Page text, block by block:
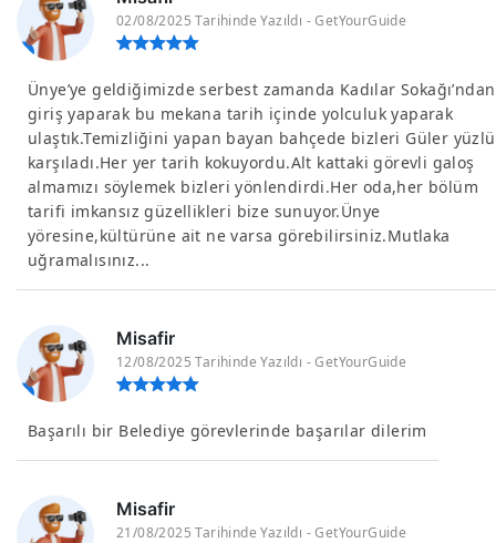
02/08/2025 Tarihinde Yazıldı - GetYourGuide
Ünye’ye geldiğimizde serbest zamanda Kadılar Sokağı’ndan
giriş yaparak bu mekana tarih içinde yolculuk yaparak
ulaştık.Temizliğini yapan bayan bahçede bizleri Güler yüzlü
karşıladı.Her yer tarih kokuyordu.Alt kattaki görevli galoş
almamızı söylemek bizleri yönlendirdi.Her oda,her bölüm
tarifi imkansız güzellikleri bize sunuyor.Ünye
yöresine,kültürüne ait ne varsa görebilirsiniz.Mutlaka
uğramalısınız...
Misafir
12/08/2025 Tarihinde Yazıldı - GetYourGuide
Başarılı bir Belediye görevlerinde başarılar dilerim
Misafir
21/08/2025 Tarihinde Yazıldı - GetYourGuide